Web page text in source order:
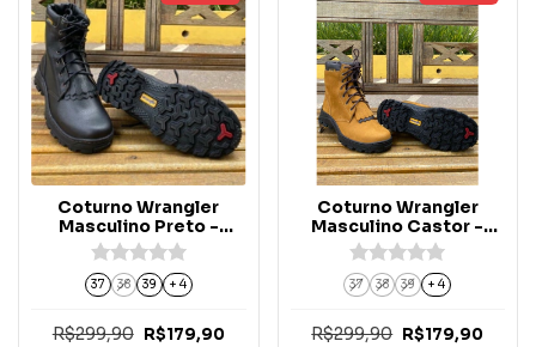
Coturno Wrangler
Masculino Preto -
WM89CT
37 38 39 + 4
R$299,90 R$179,90
Coturno Wrangler
Masculino Castor -
WM88CT
37 38 39 + 4
R$299,90 R$179,90